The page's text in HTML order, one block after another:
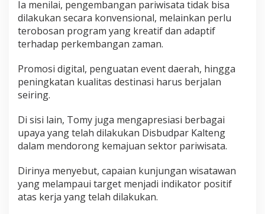
Ia menilai, pengembangan pariwisata tidak bisa
dilakukan secara konvensional, melainkan perlu
terobosan program yang kreatif dan adaptif
terhadap perkembangan zaman.
Promosi digital, penguatan event daerah, hingga
peningkatan kualitas destinasi harus berjalan
seiring.
Di sisi lain, Tomy juga mengapresiasi berbagai
upaya yang telah dilakukan Disbudpar Kalteng
dalam mendorong kemajuan sektor pariwisata.
Dirinya menyebut, capaian kunjungan wisatawan
yang melampaui target menjadi indikator positif
atas kerja yang telah dilakukan.